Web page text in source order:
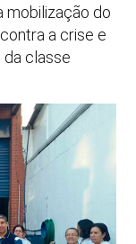
mobilização do
a crise e
classe